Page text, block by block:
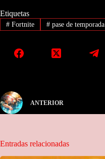
Etiquetas
#Fortnite #pase de temporada
ANTERIOR
Entradas relacionadas